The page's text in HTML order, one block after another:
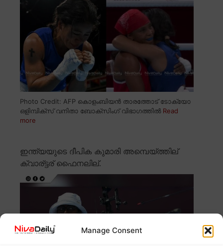
Manage Consent
Photo Credit: AFP കൊളംബിയൻ താരത്തോട് ടോക്യോ
ഒളിമ്പിക്സ് വനിതാ ബോക്സിംഗ് വിഭാഗത്തിൽ Read
more
ഇന്ത്യയുടെ ദീപിക കുമാരി അമ്പെയ്ത്തില്
ക്വാര്ട്ടര് ഫൈനലില്.